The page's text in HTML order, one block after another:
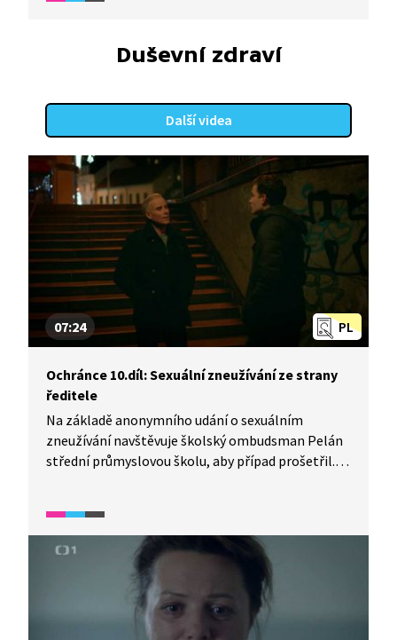
na komíny a pořizování videonahrávek, zároveň
ze života plného nepochopení. Ukázku lze použít
v hodinách Občanské výchovy pro diskuzi na téma
vedení škol a pro rodiče jsou zaměřeny na téma
nadaných, mimořádně nadaných a talentovaných
jak s dětmi pracovat, jak by měla postupovat
rodina, vedení školy, učitelé a kam se lze obrátit
pro podporu.
Duševní zdraví
Další videa
PL
07:24
Ochránce 10.díl: Sexuální zneužívání ze strany
ředitele
Na základě anonymního udání o sexuálním
zneužívání navštěvuje školský ombudsman Pelán
střední průmyslovou školu, aby případ prošetřil.
dlouholetý kamarád a současný ředitel zdejší školy
sexuálně obtěžuje chlapce.